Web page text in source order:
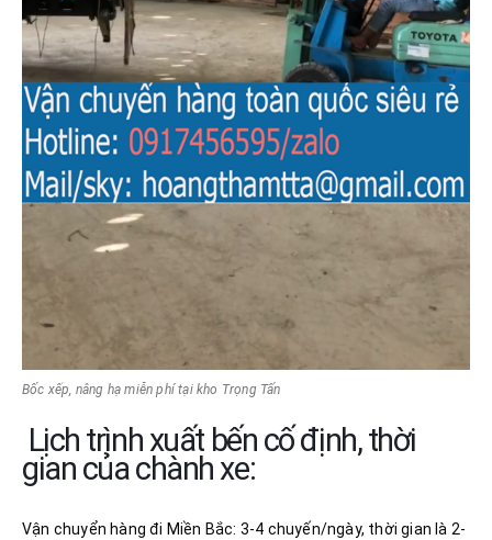
Bốc xếp, nâng hạ miễn phí tại kho Trọng Tấn
Lịch trình xuất bến cố định, thời
gian của chành xe:
Vận chuyển hàng đi Miền Bắc: 3-4 chuyến/ngày, thời gian là 2-